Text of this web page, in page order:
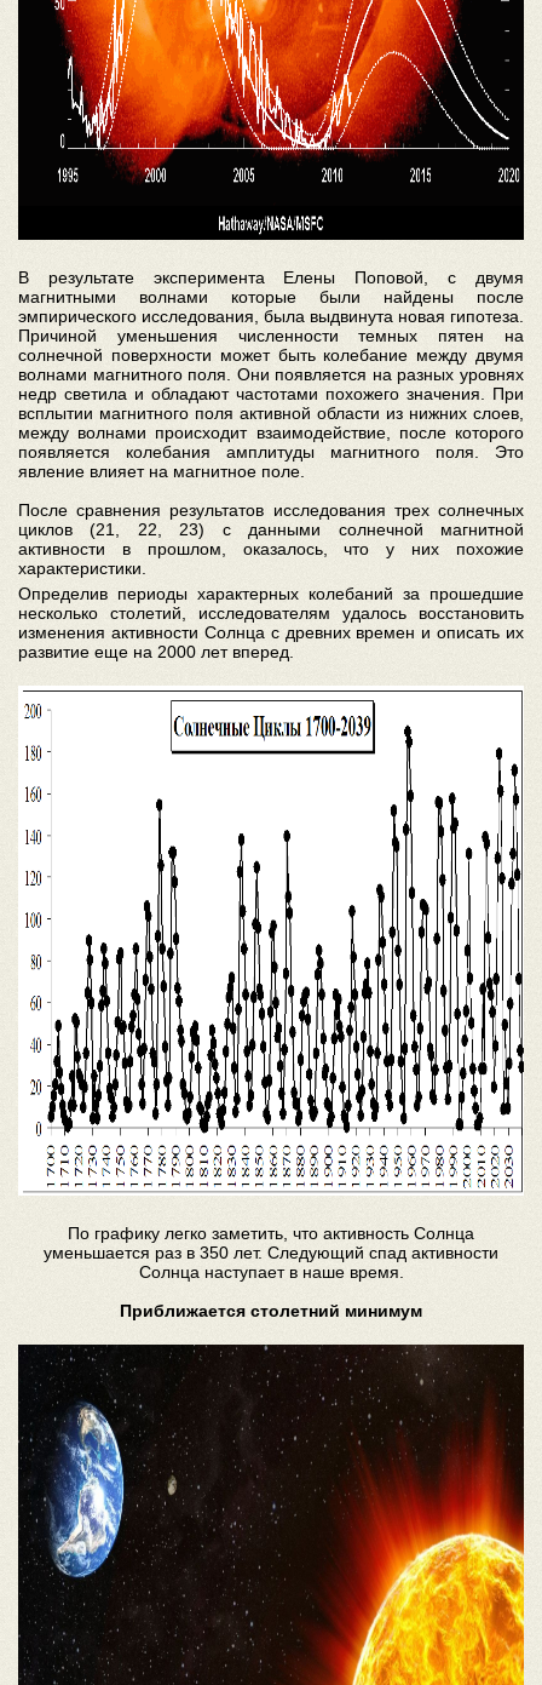
В результате эксперимента Елены Поповой, с двумя
магнитными волнами которые были найдены после
эмпирического исследования, была выдвинута новая гипотеза.
Причиной уменьшения численности темных пятен на
солнечной поверхности может быть колебание между двумя
волнами магнитного поля. Они появляется на разных уровнях
недр светила и обладают частотами похожего значения. При
всплытии магнитного поля активной области из нижних слоев,
между волнами происходит взаимодействие, после которого
появляется колебания амплитуды магнитного поля. Это
явление влияет на магнитное поле.
После сравнения результатов исследования трех солнечных
циклов (21, 22, 23) с данными солнечной магнитной
активности в прошлом, оказалось, что у них похожие
характеристики.
Определив периоды характерных колебаний за прошедшие
несколько столетий, исследователям удалось восстановить
изменения активности Солнца с древних времен и описать их
развитие еще на 2000 лет вперед.
По графику легко заметить, что активность Солнца
уменьшается раз в 350 лет. Следующий спад активности
Солнца наступает в наше время.
Приближается столетний минимум